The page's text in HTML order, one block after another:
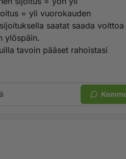
= yli vuorokauden
saatat saada
ylöspäin.
tavoin pääset rahoistasi